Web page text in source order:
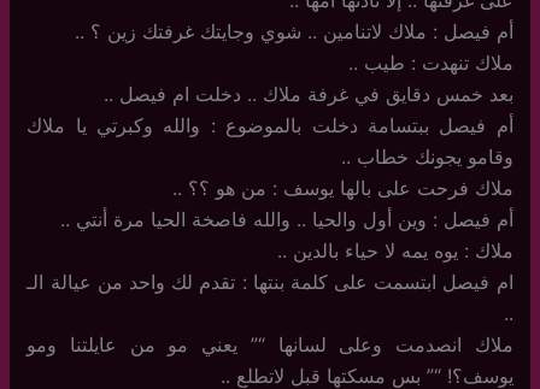
أم فيصل : ملاك لاتنامين .. شوي وجايتك غرفتك زين ؟ ..
ملاك تنهدت : طيب ..
بعد خمس دقايق في غرفة ملاك .. دخلت ام فيصل ..
أم فيصل ببتسامة دخلت بالموضوع : والله وكبرتي يا ملاك
وقامو يجونك خطاب ..
ملاك فرحت على بالها يوسف : من هو ؟؟ ..
أم فيصل : وين أول والحيا .. والله فاصخة الحيا مرة أنتي ..
ملاك : يوه يمه لا حياء بالدين ..
ام فيصل ابتسمت على كلمة بنتها : تقدم لك واحد من عيالة الـ
..
ملاك انصدمت وعلى لسانها “” يعني مو من عايلتنا ومو
يوسف؟! “” بس مسكتها قبل لاتطلع ..